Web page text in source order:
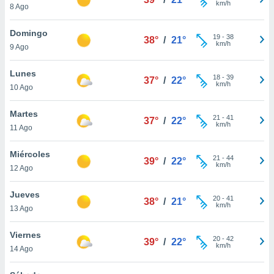
más
nuestra
y
disponible
cookies
aceptar
8 Ago
km/h
Domingo
9 Ago
38° / 21° 19- 38
km/h
Lunes
10 Ago
37° / 22° 18- 39
km/h
Martes
11 Ago
37° / 22° 21 - 41
km/h
Miércoles
12 Ago
39° / 22° 21 - 44
km/h
Jueves
13 Ago
38° / 21° 20- 41
km/h
Viernes
14 Ago
39° / 22° 20- 42
km/h